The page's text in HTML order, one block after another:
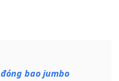
bao jumbo